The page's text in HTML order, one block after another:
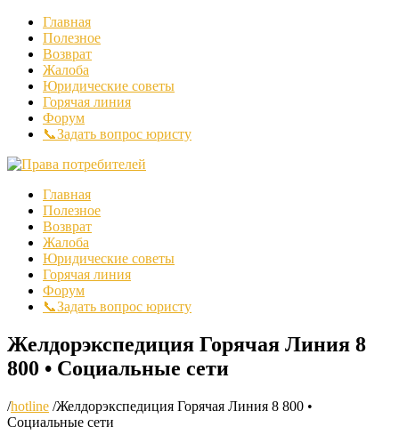
Главная
Полезное
Возврат
Жалоба
Юридические советы
Горячая линия
Форум
📞Задать вопрос юристу
Главная
Полезное
Возврат
Жалоба
Юридические советы
Горячая линия
Форум
📞Задать вопрос юристу
Желдорэкспедиция Горячая Линия 8
800 • Социальные сети
/hotline /Желдорэкспедиция Горячая Линия 8 800 •
Социальные сети